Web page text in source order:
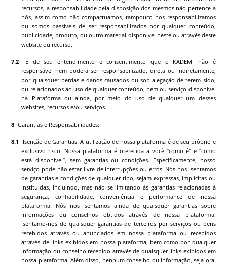
recursos, a responsabilidade pela disposição dos mesmos não pertence a
nós, assim como não compactuamos, tampouco nos responsabilizamos
ou somos passíveis de ser responsabilizados por qualquer conteúdo,
publicidade, produto, ou outro material disponível neste ou através deste
website ou recurso.
É de seu entendimento e consentimento que o KADEMI não é
responsável nem poderá ser responsabilizado, direta ou indiretamente,
por quaisquer perdas e danos causados ou sob alegação de terem sido,
ou relacionados ao uso de qualquer conteúdo, bem ou serviço disponível
na Plataforma ou ainda, por meio do uso de qualquer um desses
websites, recursos e/ou serviços.
Garantias e Responsabilidades:
Isenção de Garantias: A utilização de nossa plataforma é de seu próprio e
exclusivo risco. Nossa plataforma é oferecida a você “como é” e “como
está disponível”, sem garantias ou condições. Especificamente, nosso
serviço pode não estar livre de interrupções ou erros. Nós nos isentamos
de garantias e condições de qualquer tipo, sejam expressas, implícitas ou
instituídas, incluindo, mas não se limitando às garantias relacionadas à
segurança, confiabilidade, conveniência e performance de nossa
plataforma. Nós nos isentamos ainda de quaisquer garantias sobre
informações ou conselhos obtidos através de nossa plataforma.
Isentamo-nos de quaisquer garantias de terceiros por serviços ou bens
recebidos através ou anunciados em nossa plataforma ou recebidos
através de links exibidos em nossa plataforma, bem como por qualquer
informação ou conselho recebido através de quaisquer links exibidos em
nossa plataforma. Além disso, nenhum conselho ou informação, seja oral